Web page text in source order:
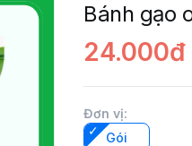
Bánh gạo
24.000đ
Đơn vị:
Gói